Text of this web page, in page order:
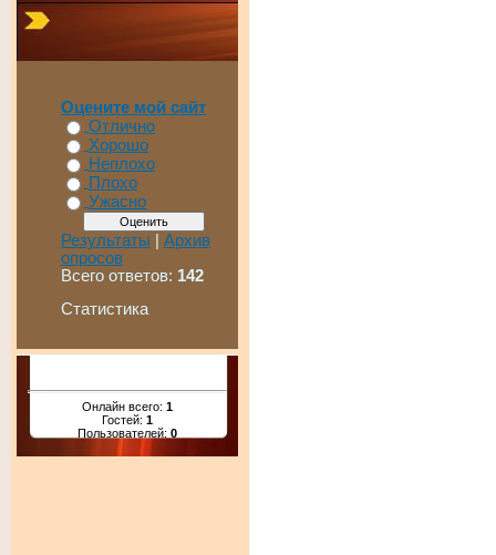
Оцените мой сайт
Отлично
Хорошо
Неплохо
Плохо
Ужасно
Результаты | Архив
опросов
Всего ответов: 142
Статистика
Онлайн всего: 1
Гостей: 1
Пользователей: 0